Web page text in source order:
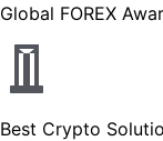
Global FOREX
Best Crypto